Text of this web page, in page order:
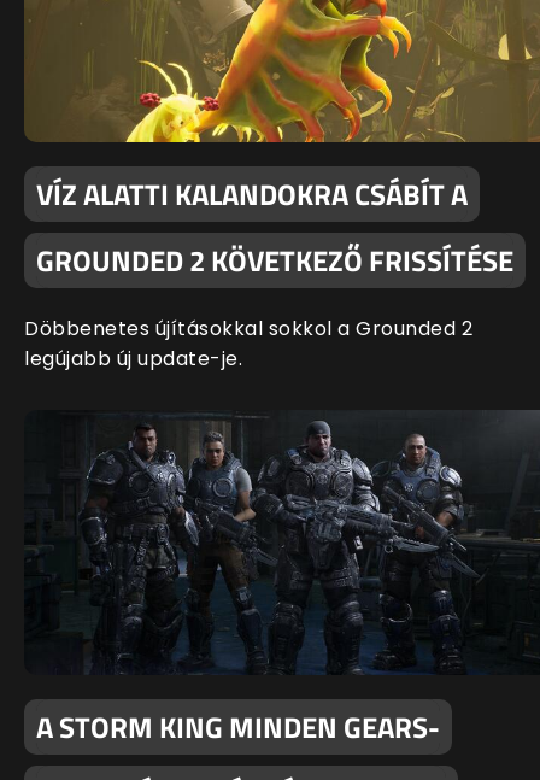
VÍZ ALATTI KALANDOKRA CSÁBÍT A
GROUNDED 2 KÖVETKEZŐ FRISSÍTÉSE
Döbbenetes újításokkal sokkol a Grounded 2
legújabb új update-je.
A STORM KING MINDEN GEARS-